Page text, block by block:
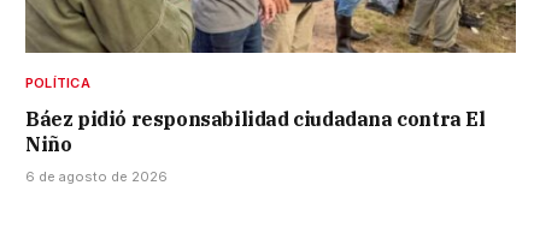
POLÍTICA
Báez pidió responsabilidad ciudadana contra El
Niño
6 de agosto de 2026